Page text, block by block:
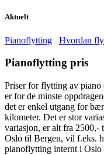
Aktuelt
Pianoflytting Hvordan
Pianoflytting pris
Priser for flytting av piano
er for de minste
det er enkel utgang for
kilometer. Det er stor
variasjon, er alt fra 2500,-
Oslo til Bergen, vil f.eks.
pianoflytting internt i Oslo